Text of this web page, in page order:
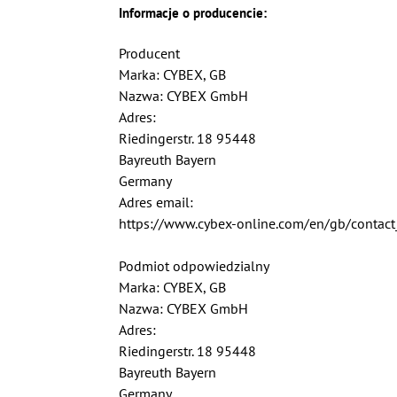
Informacje o producencie:
Producent
Marka: CYBEX, GB
Nazwa: CYBEX GmbH
Adres:
Riedingerstr. 18 95448
Bayreuth Bayern
Germany
Adres email:
https://www.cybex-online.com/en/gb/
Podmiot odpowiedzialny
Marka: CYBEX, GB
Nazwa: CYBEX GmbH
Adres:
Riedingerstr. 18 95448
Bayreuth Bayern